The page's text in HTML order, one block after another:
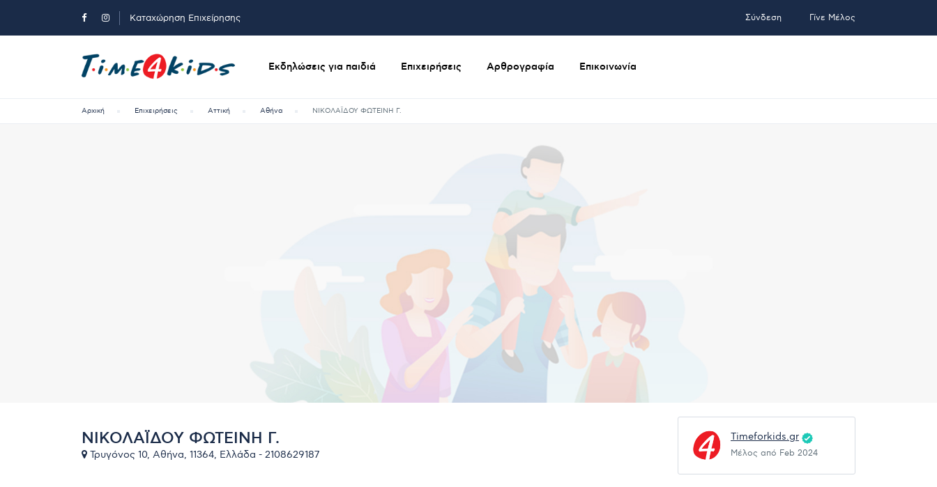
Καταχώρηση Επιχείρησης Σύνδεση Γίνε Μέλος
Εκδηλώσεις για παιδιά Επιχειρήσεις Αρθρογραφία Επικοινωνία
Αρχική Επιχειρήσεις Αττική Αθήνα ΝΙΚΟΛΑΪΔΟΥ ΦΩΤΕΙΝΗ Γ.
ΝΙΚΟΛΑΪΔΟΥ ΦΩΤΕΙΝΗ Γ.
Τρυγόνος 10, Αθήνα, 11364, Ελλάδα - 2108629187
Timeforkids.gr
Μέλος από Feb 2024